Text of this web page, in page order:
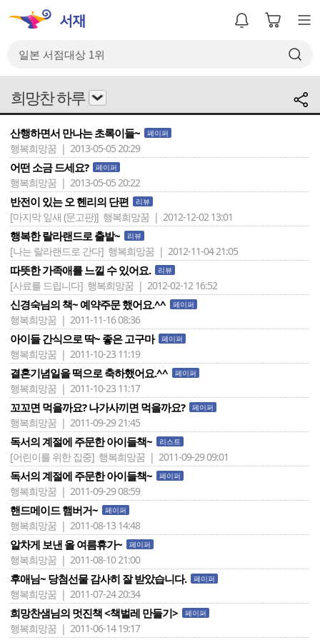
희망찬 하루
산행하면서 만나는 초록이들~ 페이퍼
행복희망꿈 | 2013-05-05 20:29
어떤 소금 드세요? 페이퍼
행복희망꿈 | 2013-05-05 20:22
반전이 있는 오 헨리의 단편 리뷰
[마지막 잎새 (문고판)] 행복희망꿈 | 2012-12-02 13:01
행복한 랄라랜드로 출발~ 리뷰
[나는 랄라랜드로 간다] 행복희망꿈 | 2012-11-04 21:05
따뜻한 가족애를 느낄 수 있어요. 리뷰
[사료를 드립니다] 행복희망꿈 | 2012-02-12 16:52
신경숙님의 책~ 예약주문 했어요.^^ 페이퍼
행복희망꿈 | 2011-11-16 08:36
아이들 간식으로 딱~ 좋은 고구마 페이퍼
행복희망꿈 | 2011-10-23 11:19
결혼기념일을 떡으로 축하했어요.^^ 페이퍼
행복희망꿈 | 2011-10-23 11:17
꼬꼬면 먹을까요? 나가사끼면 먹을까요? 페이퍼
행복희망꿈 | 2011-09-29 21:45
독서의 계절에 주문한 아이들책~ 리스트
[어린이를 위한 집중] 행복희망꿈 | 2011-09-29 09:01
독서의 계절에 주문한 아이들책~ 페이퍼
행복희망꿈 | 2011-09-29 08:59
핸드메이드 햄버거~ 페이퍼
행복희망꿈 | 2011-08-13 14:48
알차게 보낸 올 여름휴가~ 페이퍼
행복희망꿈 | 2011-08-10 21:00
후애님~ 당첨선물 감사히 잘 받았습니다. 페이퍼
행복희망꿈 | 2011-07-24 20:34
희망찬샘님의 멋진책 <책벌레 만들기> 페이퍼
행복희망꿈 | 2011-06-14 19:17